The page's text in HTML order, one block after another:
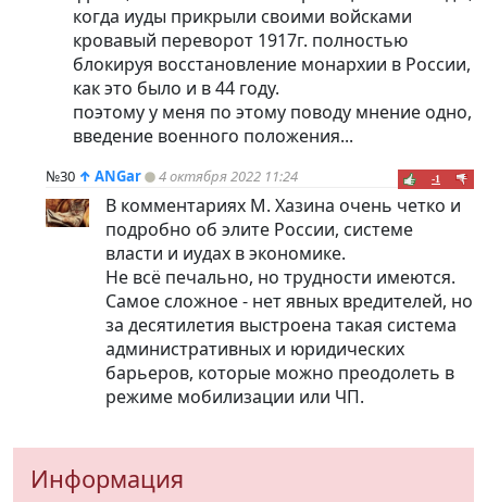
когда иуды прикрыли своими войсками
кровавый переворот 1917г. полностью
блокируя восстановление монархии в России,
как это было и в 44 году.
поэтому у меня по этому поводу мнение одно,
введение военного положения...
№30 ↑ ANGar 4 октября 2022 11:24 -1
В комментариях М. Хазина очень четко и
подробно об элите России, системе
власти и иудах в экономике.
Не всё печально, но трудности имеются.
Самое сложное - нет явных вредителей, но
за десятилетия выстроена такая система
административных и юридических
барьеров, которые можно преодолеть в
режиме мобилизации или ЧП.
Информация